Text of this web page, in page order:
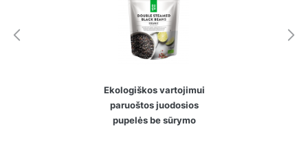
Ekologiškos vartojimui
paruoštos juodosios
pupelės be sūrymo